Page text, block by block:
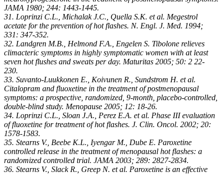
JAMA 1980; 244: 1443-1445.
31. Loprinzi C.L., Michalak J.C., Quella S.K. et al. Megestrol
acetate for the prevention of hot flashes. N. Engl. J. Med. 1994;
331: 347-352.
32. Landgren M.B., Helmond F.A., Engelen S. Tibolone relieves
climacteric symptoms in highly symptomatic women with at least
seven hot flushes and sweats per day. Maturitas 2005; 50: 2 22-
230.
33. Suvanto-Luukkonen E., Koivunen R., Sundstrom H. et al.
Citalopram and fluoxetine in the treatment of postmenopausal
symptoms: a prospective, randomized, 9-month, placebo-controlled,
double-blind study. Menopause 2005; 12: 18-26.
34. Loprinzi C.L., Sloan J.A., Perez E.A. et al. Phase III evaluation
of fluoxetine for treatment of hot flashes. J. Clin. Oncol. 2002; 20:
1578-1583.
35. Stearns V., Beebe K.L., Iyengar M., Dube E. Paroxetine
controlled release in the treatment of menopausal hot flashes: a
randomized controlled trial. JAMA 2003; 289: 2827-2834.
36. Stearns V., Slack R., Greep N. et al. Paroxetine is an effective